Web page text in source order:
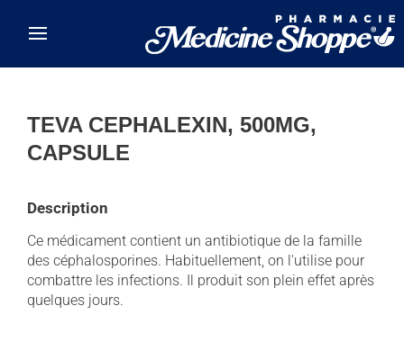
TEVA CEPHALEXIN, 500MG,
CAPSULE
Description
Ce médicament contient un antibiotique de la famille
des céphalosporines. Habituellement, on l'utilise pour
combattre les infections. Il produit son plein effet après
quelques jours.